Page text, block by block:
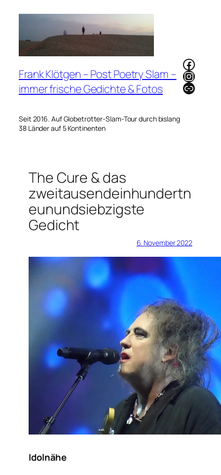
Frank Klötgen – Post Poetry Slam –
immer frische Gedichte & Fotos
Seit 2016. Auf Globetrotter-Slam-Tour durch bislang
38 Länder auf 5 Kontinenten
Link
The Cure & das
zweitausendeinhundertn
eunundsiebzigste
Gedicht
6. November 2022
Idolnähe